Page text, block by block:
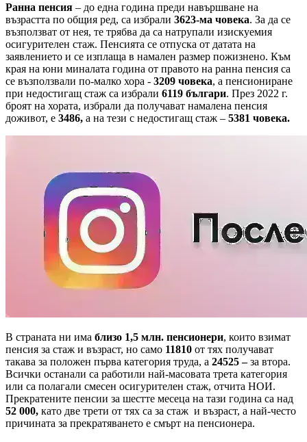
Ранна пенсия – до една година преди навършване на
възрастта по общия ред, са избрали 3623-ма човека. За да се
възползват от нея, те трябва да са натрупали изискуемия
осигурителен стаж. Пенсията се отпуска от датата на
заявлението и се изплаща в намален размер пожизнено. Към
края на юни миналата година от правото на ранна пенсия са
се възползвали по-малко хора - 3209 човека, а пенсиониране
при недостигащ стаж са избрали 6119 българи. През 2022 г.
броят на хората, избрали да получават намалена пенсия
доживот, е 3486, а на тези с недостигащ стаж – 5381 човека.
В страната ни има близо 1,5 млн. пенсионери, които взимат
пенсия за стаж и възраст, но само 11810 от тях получават
такава за положен първа категория труда, а 24525 –за втора.
Всички останали са работили най-масовата трета категория
или са полагали смесен осигурителен стаж, отчита НОИ.
Прекратените пенсии за шестте месеца на тази година са над
52 000, като две трети от тях са за стаж и възраст, а най-често
причината за прекратяването е смърт на пенсионера.